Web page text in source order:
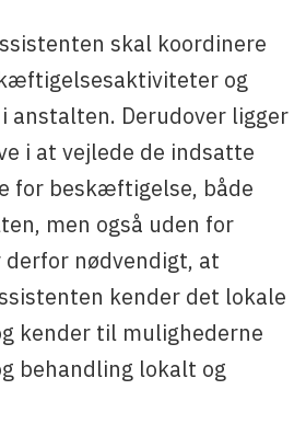
skal koordinere
og
Derudover ligger
i at vejlede de indsatte
for beskæftigelse, både
men også uden for
nødvendigt, at
kender det lokale
kender til mulighederne
behandling lokalt og